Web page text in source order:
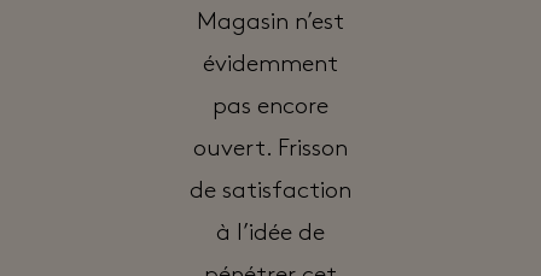
Magasin n’est
évidemment
pas encore
ouvert. Frisson
de satisfaction
à l’idée de